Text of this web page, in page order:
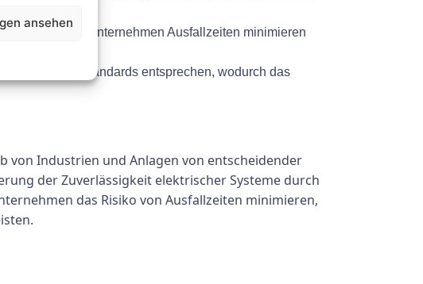
ansehen
können Unternehmen Ausfallzeiten minimieren
Sicherheitsstandards entsprechen, wodurch das
von Industrien und Anlagen von entscheidender
der Zuverlässigkeit elektrischer Systeme durch
das Risiko von Ausfallzeiten minimieren,